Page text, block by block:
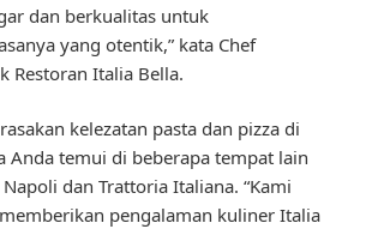
dan berkualitas untuk
yang otentik,” kata Chef
Restoran Italia Bella.
kelezatan pasta dan pizza di
Anda temui di beberapa tempat lain
dan Trattoria Italiana. “Kami
pengalaman kuliner Italia